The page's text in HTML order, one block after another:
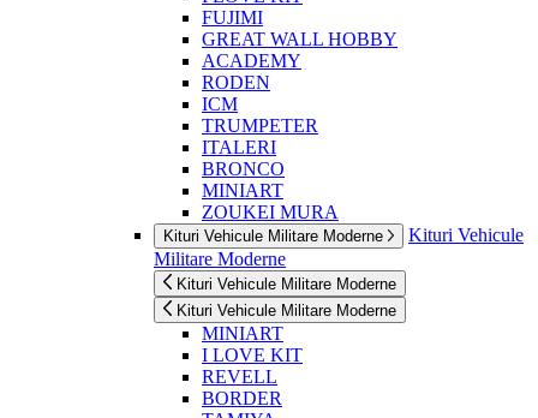
FUJIMI
GREAT WALL HOBBY
ACADEMY
RODEN
ICM
TRUMPETER
ITALERI
BRONCO
MINIART
ZOUKEI MURA
Kituri Vehicule Militare Moderne
Kituri Vehicule
Militare Moderne
Kituri Vehicule Militare Moderne
Kituri Vehicule Militare Moderne
MINIART
I LOVE KIT
REVELL
BORDER